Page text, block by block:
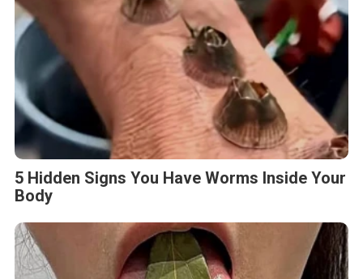
5 Hidden Signs You Have Worms Inside Your
Body